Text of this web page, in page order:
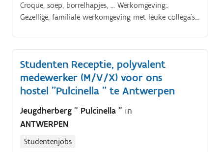
Croque, soep, borrelhapjes, … Werkomgeving:.
Gezellige, familiale werkomgeving met leuke collega’s
Studenten Receptie, polyvalent
medewerker (M/V/X) voor ons
hostel "Pulcinella " te Antwerpen
Jeugdherberg " Pulcinella " in
ANTWERPEN
Studentenjobs